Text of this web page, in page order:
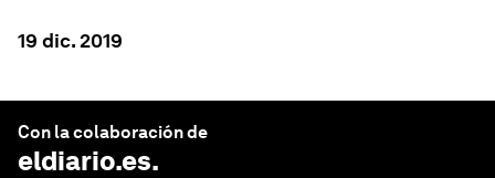
19 dic. 2019
Con la colaboración de
eldiario.es.